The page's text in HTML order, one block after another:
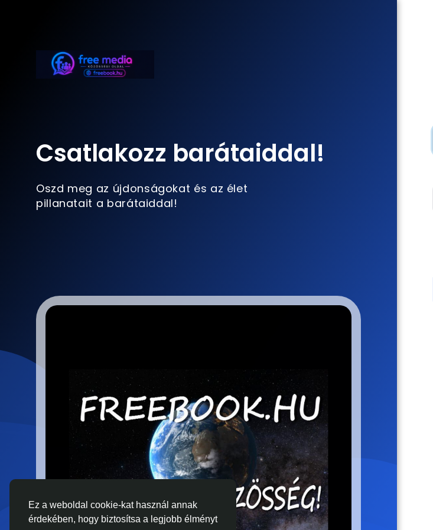
Ez a weboldal cookie-kat használ annak
érdekében, hogy biztosítsa a legjobb élményt
Csatlakozz barátaiddal!
Oszd meg az újdonságokat és az élet
pillanatait a barátaiddal!